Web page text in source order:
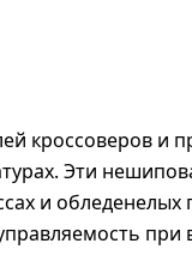
кроссоверов
Эти
и обледенелых
при